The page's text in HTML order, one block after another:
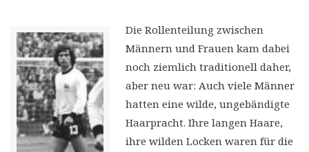
Die Rollenteilung zwischen
Männern und Frauen kam dabei
noch ziemlich traditionell daher,
aber neu war: Auch viele Männer
hatten eine wilde, ungebändigte
Haarpracht. Ihre langen Haare,
ihre wilden Locken waren für die